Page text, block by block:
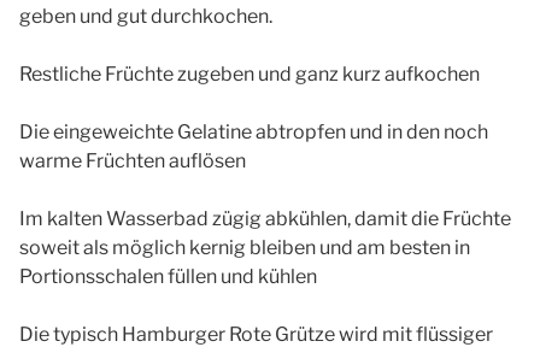
geben und gut durchkochen.
Restliche Früchte zugeben und ganz kurz aufkochen
Die eingeweichte Gelatine abtropfen und in den noch
warme Früchten auflösen
Im kalten Wasserbad zügig abkühlen, damit die Früchte
soweit als möglich kernig bleiben und am besten in
Portionsschalen füllen und kühlen
Die typisch Hamburger Rote Grütze wird mit flüssiger